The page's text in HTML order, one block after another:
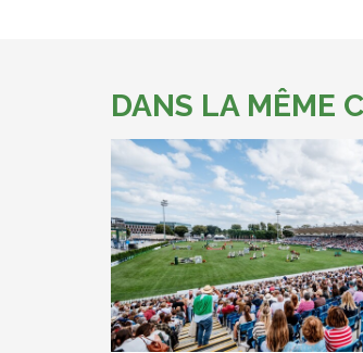
DANS LA MÊME